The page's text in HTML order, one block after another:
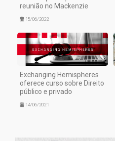
reunião no Mackenzie
15/06/2022
Exchanging Hemispheres
oferece curso sobre Direito
público e privado
14/06/2021